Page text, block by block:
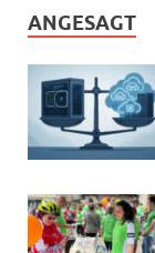
ANGESAGT